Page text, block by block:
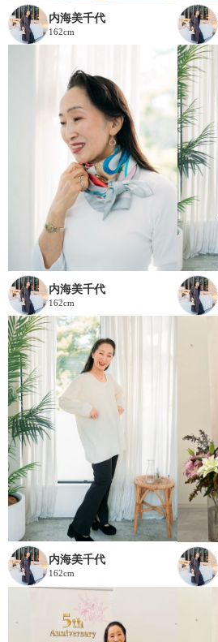
内海美千代
162cm
内海美千代
162cm
内海美千代
162cm